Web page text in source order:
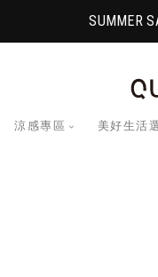
SUMMER
涼感專區 美好生活